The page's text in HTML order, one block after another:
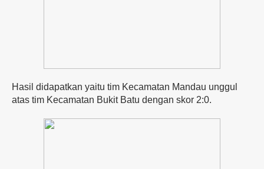
Hasil didapatkan yaitu tim Kecamatan Mandau unggul
atas tim Kecamatan Bukit Batu dengan skor 2:0.